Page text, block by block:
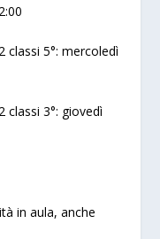
classi 5°: mercoledì
classi 3°: giovedì
in aula, anche